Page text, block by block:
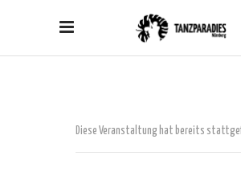
Diese Veranstaltung hat bereits